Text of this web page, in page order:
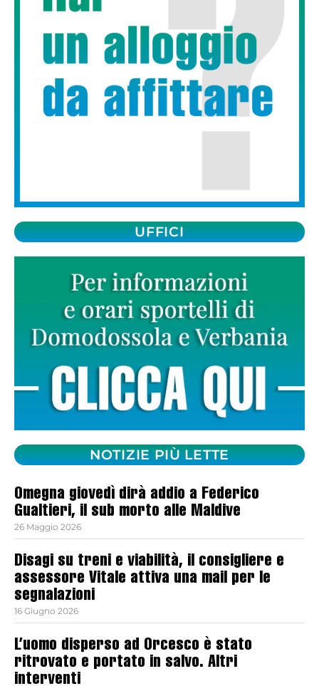
UFFICI
NOTIZIE PIÙ LETTE
Omegna giovedì dirà addio a Federico
Gualtieri, il sub morto alle Maldive
26 Maggio 2026
Disagi su treni e viabilità, il consigliere e
assessore Vitale attiva una mail per le
segnalazioni
16 Giugno 2026
L’uomo disperso ad Orcesco è stato
ritrovato e portato in salvo. Altri
interventi